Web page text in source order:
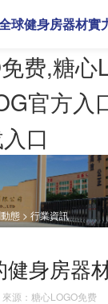
费,糖心
官方入
口
球健身房器材實
態 > 行業資訊
健身房器
來源：糖心LOGO免费